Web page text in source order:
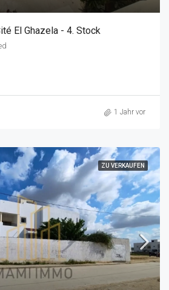
El Ghazela - 4. Stock
1 Jahr vor
ZU VERKAUFEN